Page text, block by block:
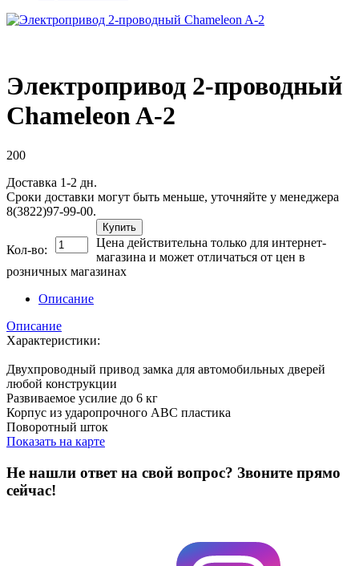
Электропривод 2-проводный
Chameleon A-2
200
Доставка 1-2 дн.
Сроки доставки могут быть меньше, уточняйте у менеджера
8(3822)97-99-00.
Кол-во:
Купить
Цена действительна только для интернет-
магазина и может отличаться от цен в
розничных магазинах
Описание
Описание
Характеристики:
Двухпроводный привод замка для автомобильных дверей
любой конструкции
Развиваемое усилие до 6 кг
Корпус из ударопрочного ABC пластика
Поворотный шток
Показать на карте
Не нашли ответ на свой вопрос? Звоните прямо
сейчас!